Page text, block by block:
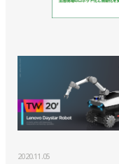
2020.11.05